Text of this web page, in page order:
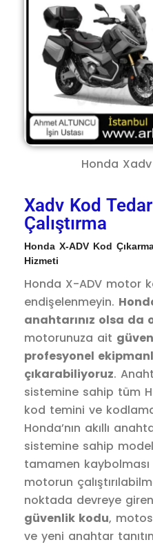
Honda
Xadv Kod
Çalıştırma
Honda X-ADV Kod
Hizmeti
Honda X-ADV motor
endişelenmeyin.
anahtarınız olsa da
motorunuza ait
profesyonel
çıkarabiliyoruz.
sistemine sahip tüm
kod temini ve
Honda’nın akıllı
sistemine sahip
tamamen
motorun
noktada devreye giren
güvenlik kodu,
ve yeni anahtar